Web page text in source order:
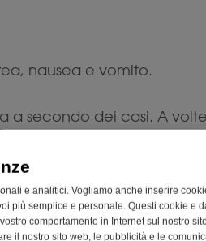
e analitici. Vogliamo anche inserire
più semplice e personale. Questi cookie e
comportamento in Internet sul nostro
il nostro sito web, le pubblicità e le
nausea e vomito.
a secondo dei casi. A
portare a uno stato
alimentare